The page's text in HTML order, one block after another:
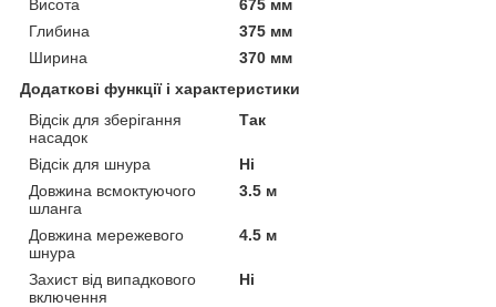
Висота
675 мм
Глибина
375 мм
Ширина
370 мм
Додаткові функції і характеристики
Відсік для зберігання
насадок
Так
Відсік для шнура
Ні
Довжина всмоктуючого
шланга
3.5 м
Довжина мережевого
шнура
4.5 м
Захист від випадкового
включення
Ні